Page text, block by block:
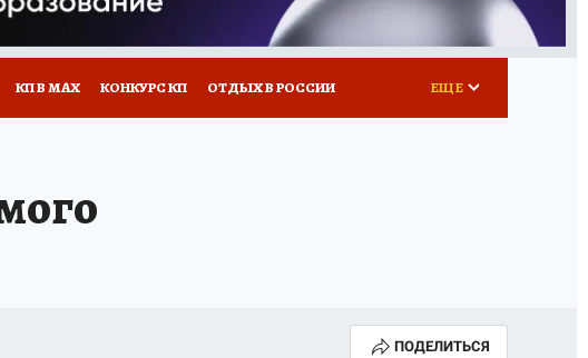
КП В МАХ КОНКУРС КП ОТДЫХ В РОССИИ ЕЩЕ
ПОДЕЛИТЬСЯ